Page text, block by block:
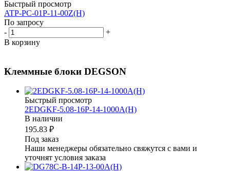
Быстрый просмотр
ATP-PC-01P-11-00Z(H)
По запросу
-
+
В корзину
Клеммные блоки DEGSON
Быстрый просмотр
2EDGKF-5.08-16P-14-1000A(H)
В наличии
195.83 ₽
Под заказ
Наши менеджеры обязательно свяжутся с вами и
уточнят условия заказа